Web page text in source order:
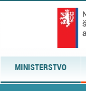
MINISTERSTVO